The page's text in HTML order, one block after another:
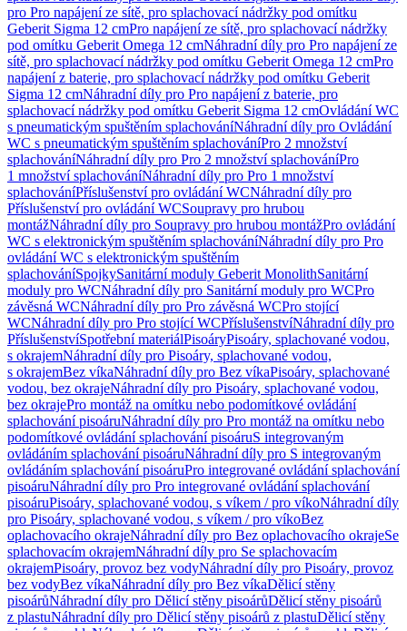
pro Pro napájení ze sítě, pro splachovací nádržky pod omítku
Geberit Sigma 12 cmPro napájení ze sítě, pro splachovací nádržky
pod omítku Geberit Omega 12 cmNáhradní díly pro Pro napájení ze
sítě, pro splachovací nádržky pod omítku Geberit Omega 12 cmPro
napájení z baterie, pro splachovací nádržky pod omítku Geberit
Sigma 12 cmNáhradní díly pro Pro napájení z baterie, pro
splachovací nádržky pod omítku Geberit Sigma 12 cmOvládání WC
s pneumatickým spuštěním splachováníNáhradní díly pro Ovládání
WC s pneumatickým spuštěním splachováníPro 2 množství
splachováníNáhradní díly pro Pro 2 množství splachováníPro
1 množství splachováníNáhradní díly pro Pro 1 množství
splachováníPříslušenství pro ovládání WCNáhradní díly pro
Příslušenství pro ovládání WCSoupravy pro hrubou
montážNáhradní díly pro Soupravy pro hrubou montážPro ovládání
WC s elektronickým spuštěním splachováníNáhradní díly pro Pro
ovládání WC s elektronickým spuštěním
splachováníSpojkySanitární moduly Geberit MonolithSanitární
moduly pro WCNáhradní díly pro Sanitární moduly pro WCPro
závěsná WCNáhradní díly pro Pro závěsná WCPro stojící
WCNáhradní díly pro Pro stojící WCPříslušenstvíNáhradní díly pro
PříslušenstvíSpotřební materiálPisoáryPisoáry, splachované vodou,
s okrajemNáhradní díly pro Pisoáry, splachované vodou,
s okrajemBez víkaNáhradní díly pro Bez víkaPisoáry, splachované
vodou, bez okrajeNáhradní díly pro Pisoáry, splachované vodou,
bez okrajePro montáž na omítku nebo podomítkové ovládání
splachování pisoáruNáhradní díly pro Pro montáž na omítku nebo
podomítkové ovládání splachování pisoáruS integrovaným
ovládáním splachování pisoáruNáhradní díly pro S integrovaným
ovládáním splachování pisoáruPro integrované ovládání splachování
pisoáruNáhradní díly pro Pro integrované ovládání splachování
pisoáruPisoáry, splachované vodou, s víkem / pro víkoNáhradní díly
pro Pisoáry, splachované vodou, s víkem / pro víkoBez
oplachovacího okrajeNáhradní díly pro Bez oplachovacího okrajeSe
splachovacím okrajemNáhradní díly pro Se splachovacím
okrajemPisoáry, provoz bez vodyNáhradní díly pro Pisoáry, provoz
bez vodyBez víkaNáhradní díly pro Bez víkaDělicí stěny
pisoárůNáhradní díly pro Dělicí stěny pisoárůDělicí stěny pisoárů
z plastuNáhradní díly pro Dělicí stěny pisoárů z plastuDělicí stěny